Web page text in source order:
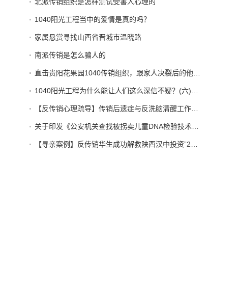
1040阳光工程当中的爱情是真的吗？
家属悬赏寻找山西省晋城市温晓路
南派传销是怎么骗人的